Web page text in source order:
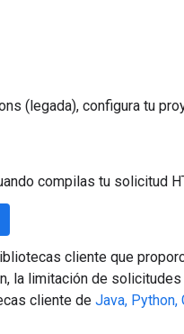
(legada), configura tu
compilas tu solicitud
cliente que
la limitación de
cliente de Java,